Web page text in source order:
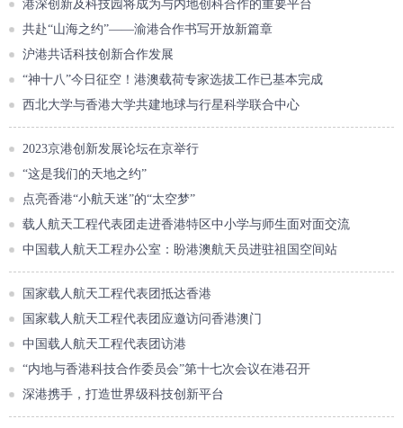
港深创新及科技园将成为与内地创科合作的重要平台
共赴“山海之约”——渝港合作书写开放新篇章
沪港共话科技创新合作发展
“神十八”今日征空！港澳载荷专家选拔工作已基本完成
西北大学与香港大学共建地球与行星科学联合中心
2023京港创新发展论坛在京举行
“这是我们的天地之约”
点亮香港“小航天迷”的“太空梦”
载人航天工程代表团走进香港特区中小学与师生面对面交流
中国载人航天工程办公室：盼港澳航天员进驻祖国空间站
国家载人航天工程代表团抵达香港
国家载人航天工程代表团应邀访问香港澳门
中国载人航天工程代表团访港
“内地与香港科技合作委员会”第十七次会议在港召开
深港携手，打造世界级科技创新平台